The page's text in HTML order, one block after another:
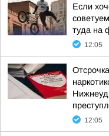
Если
туда на
12:05
12:05